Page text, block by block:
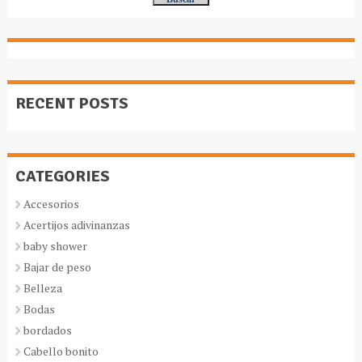
RECENT POSTS
CATEGORIES
Accesorios
Acertijos adivinanzas
baby shower
Bajar de peso
Belleza
Bodas
bordados
Cabello bonito